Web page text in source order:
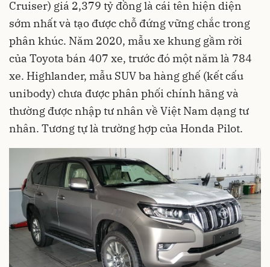
Cruiser) giá 2,379 tỷ đồng là cái tên hiện diện
sớm nhất và tạo được chỗ đứng vững chắc trong
phân khúc. Năm 2020, mẫu xe khung gầm rời
của Toyota bán 407 xe, trước đó một năm là 784
xe. Highlander, mẫu SUV ba hàng ghế (kết cấu
unibody) chưa được phân phối chính hãng và
thường được nhập tư nhân về Việt Nam dạng tư
nhân. Tương tự là trường hợp của Honda Pilot.